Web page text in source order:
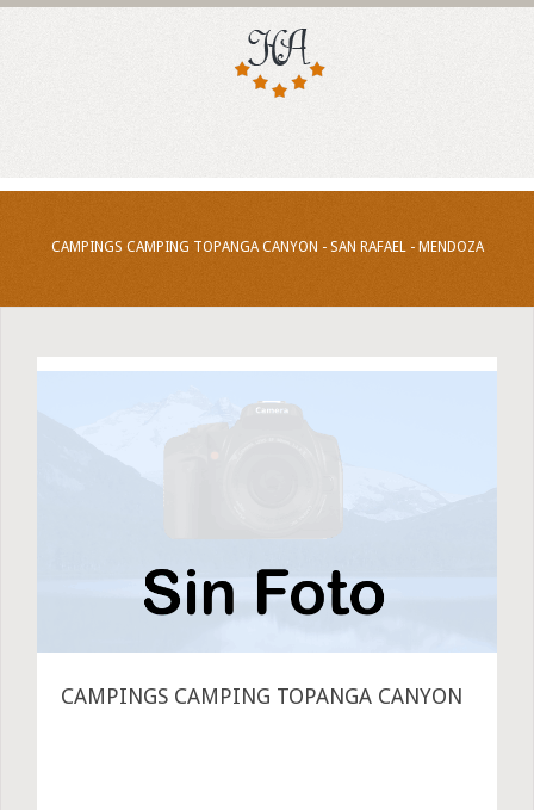
CAMPINGS CAMPING TOPANGA CANYON - SAN RAFAEL - MENDOZA
CAMPINGS CAMPING TOPANGA CANYON